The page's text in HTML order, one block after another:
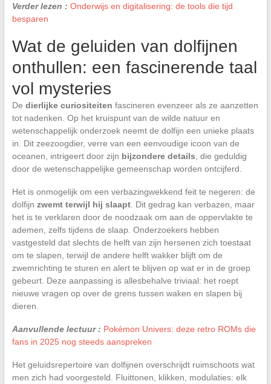
Verder lezen : Onderwijs en digitalisering: de tools die tijd
besparen
Wat de geluiden van dolfijnen
onthullen: een fascinerende taal
vol mysteries
De dierlijke curiositeiten fascineren evenzeer als ze aanzetten
tot nadenken. Op het kruispunt van de wilde natuur en
wetenschappelijk onderzoek neemt de dolfijn een unieke plaats
in. Dit zeezoogdier, verre van een eenvoudige icoon van de
oceanen, intrigeert door zijn bijzondere details , die geduldig
door de wetenschappelijke gemeenschap worden ontcijferd.
Het is onmogelijk om een verbazingwekkend feit te negeren: de
dolfijn zwemt terwijl hij slaapt. Dit gedrag kan verbazen, maar
het is te verklaren door de noodzaak om aan de oppervlakte te
ademen, zelfs tijdens de slaap. Onderzoekers hebben
vastgesteld dat slechts de helft van zijn hersenen zich toestaat
om te slapen, terwijl de andere helft wakker blijft om de
zwemrichting te sturen en alert te blijven op wat er in de groep
gebeurt. Deze aanpassing is allesbehalve triviaal: het roept
nieuwe vragen op over de grens tussen waken en slapen bij
dieren.
Aanvullende lectuur : Pokémon Univers: deze retro ROMs die
fans in 2025 nog steeds aanspreken
Het geluidsrepertoire van dolfijnen overschrijdt ruimschoots wat
men zich had voorgesteld. Fluittonen, klikken, modulaties: elk